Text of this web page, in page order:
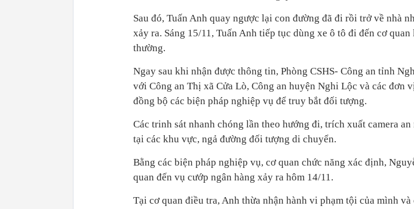
Sau đó, Tuấn Anh quay ngược lại con đường đã đi rồi trở về nhà
xảy ra. Sáng 15/11, Tuấn Anh tiếp tục dùng xe ô tô đi đến cơ
thường.
Ngay sau khi nhận được thông tin, Phòng CSHS- Công an tỉnh
với Công an Thị xã Cửa Lò, Công an huyện Nghi Lộc và các đơn
đồng bộ các biện pháp nghiệp vụ để truy bắt đối tượng.
Các trinh sát nhanh chóng lần theo hướng đi, trích xuất camera an
tại các khu vực, ngả đường đối tượng di chuyển.
Bằng các biện pháp nghiệp vụ, cơ quan chức năng xác định,
quan đến vụ cướp ngân hàng xảy ra hôm 14/11.
Tại cơ quan điều tra, Anh thừa nhận hành vi phạm tội của mình và